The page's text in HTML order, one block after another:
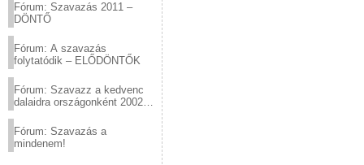
Fórum: Szavazás 2011 –
DÖNTŐ
Fórum: A szavazás
folytatódik – ELŐDÖNTŐK
Fórum: Szavazz a kedvenc
dalaidra országonként 2002
Fórum: Szavazás a
mindenem!